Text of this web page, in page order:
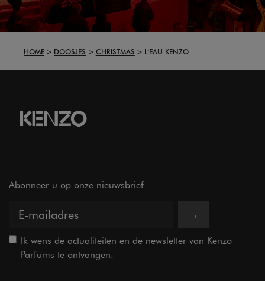
HOME DOOSJES CHRISTMAS L'EAU KENZO
Abonneer u op onze nieuwsbrief
→
Ik wens de actualiteiten en de newsletter van Kenzo
Parfums te ontvangen.